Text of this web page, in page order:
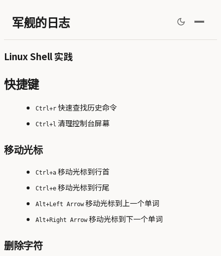
军舰的日志
Linux Shell 实践
快捷键
Ctrl+r 快速查找历史命令
Ctrl+l 清理控制台屏幕
移动光标
Ctrl+a 移动光标到行首
Ctrl+e 移动光标到行尾
Alt+Left Arrow移动光标到上一个单词
Alt+Right Arrow移动光标到下一个单词
删除字符